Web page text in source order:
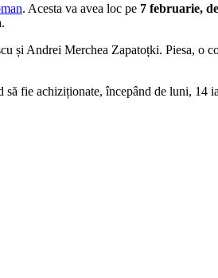
. Acesta va avea loc pe 7 februarie,
Andrei Merchea Zapatoțki. Piesa, o
să fie achiziționate, începând de luni, 14